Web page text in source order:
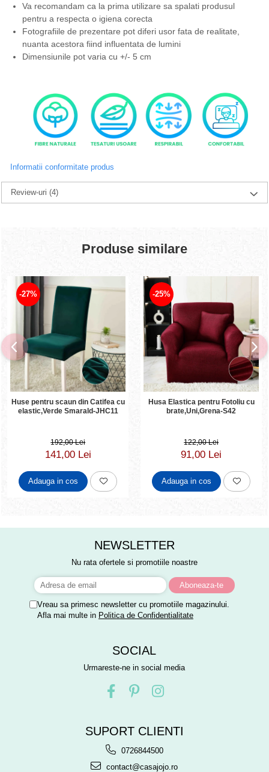
Va recomandam ca la prima utilizare sa spalati produsul
pentru a respecta o igiena corecta
Fotografiile de prezentare pot diferi usor fata de realitate,
nuanta acestora fiind influentata de lumini
Dimensiunile pot varia cu +/- 5 cm
Informatii conformitate produs
Review-uri(4)
Produse similare
-27%
Huse pentru scaun din Catifea cu
elastic,Verde Smarald-JHC11
192,00 Lei
141,00 Lei
Adauga in cos
-25%
Husa Elastica pentru Fotoliu cu
brate,Uni,Grena-S42
122,00 Lei
91,00 Lei
Adauga in cos
NEWSLETTER
Nu rata ofertele si promotiile noastre
Vreau sa primesc newsletter cu promotiile magazinului.
Afla mai multe in Politica de Confidentialitate
SOCIAL
Urmareste-ne in social media
SUPORT CLIENTI
0726844500
contact@casajojo.ro